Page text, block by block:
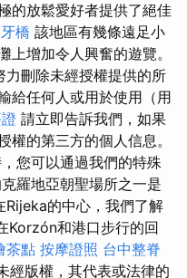
的放鬆愛好者提供了絕佳
牙橋 該地區有幾條遠足小
增加令人興奮的遊覽。
力刪除未經授權提供的所
給任何人或用於使用（用
請立即告訴我們，如果
的第三方的個人信息。
您可以通過我們的特殊
羅地亞朝聖場所之一是
Rijeka的中心，我們了解
Korzón和港口步行的回
茶點 按摩證照 台中整脊
經版權，其代表或法律的